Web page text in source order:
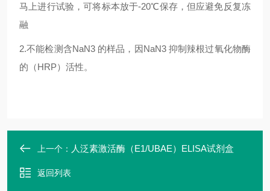
马上进行试验，可将标本放于-20℃保存，但应避免反复冻
融
2.不能检测含NaN3 的样品，因NaN3 抑制辣根过氧化物酶
的（HRP）活性。
上一个： 人泛素激活酶（E1/UBAE）ELISA试剂盒
返回列表